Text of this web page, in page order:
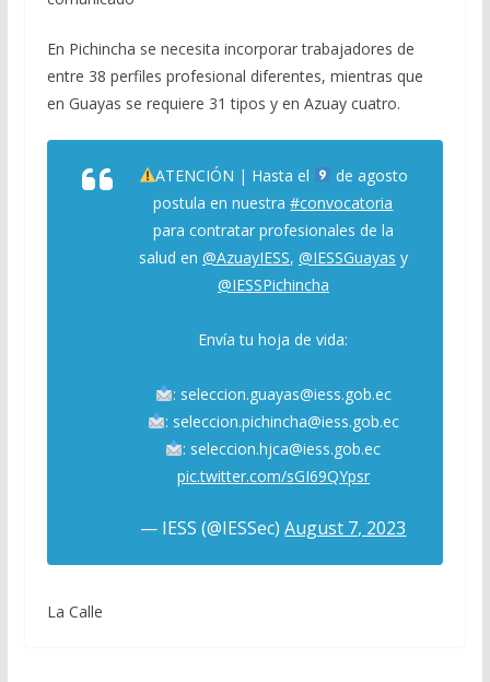
En Pichincha se necesita incorporar trabajadores de
entre 38 perfiles profesional diferentes, mientras que
en Guayas se requiere 31 tipos y en Azuay cuatro.
ATENCIÓN | Hasta el
de agosto
postula en nuestra#convocatoria
para contratar profesionales de la
salud en @AzuayIESS, @IESSGuayas y
@IESSPichincha
Envía tu hoja de vida:
: seleccion.guayas@iess.gob.ec
: seleccion.pichincha@iess.gob.ec
: seleccion.hjca@iess.gob.ec
pic.twitter.com/sGI69QYpsr
— IESS (@IESSec)August 7, 2023
La Calle